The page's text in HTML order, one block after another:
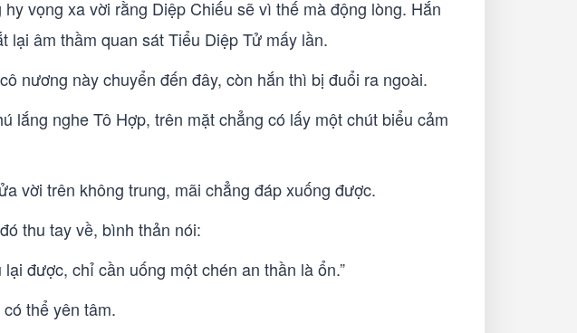
vọng xa vời rằng Diệp Chiếu sẽ vì thế mà động lòng. Hắn
lại âm thầm quan sát Tiểu Diệp Tử mấy lần.
nương này chuyển đến đây, còn hắn thì bị đuổi ra ngoài.
lắng nghe Tô Hợp, trên mặt chẳng có lấy một chút biểu cảm
vời trên không trung, mãi chẳng đáp xuống được.
thu tay về, bình thản nói:
được, chỉ cần uống một chén an thần là ổn.”
thể yên tâm.